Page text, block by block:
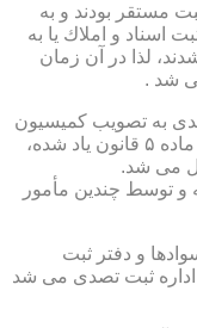
مستقر بودند و به
اسناد و املاك یا به
لذا در آن زمان
شد .
جدیدی به تصویب كمیسیون
عدلیه مجلس شورای ملی رسید كه مطابق ماده ۵ قانون یاد شده،
می شد.
و توسط چندین مأمور
و دفتر ثبت
اداره ثبت تصدی می شد